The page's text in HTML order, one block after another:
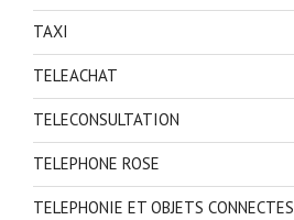
TAXI
TELEACHAT
TELECONSULTATION
TELEPHONE ROSE
TELEPHONIE ET OBJETS CONNECTES